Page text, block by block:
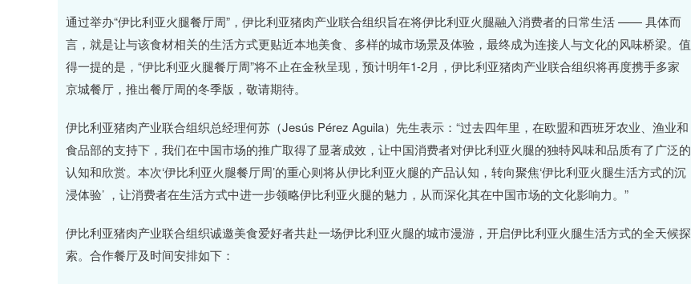
通过举办“伊比利亚火腿餐厅周”，伊比利亚猪肉产业联合组织旨在将伊比利亚火腿融入消费者的日常生活 —— 具体而
言，就是让与该食材相关的生活方式更贴近本地美食、多样的城市场景及体验，最终成为连接人与文化的风味桥梁。值
得一提的是，“伊比利亚火腿餐厅周”将不止在金秋呈现，预计明年1-2月，伊比利亚猪肉产业联合组织将再度携手多家
京城餐厅，推出餐厅周的冬季版，敬请期待。
伊比利亚猪肉产业联合组织总经理何苏（Jesús Pérez Aguila）先生表示：“过去四年里，在欧盟和西班牙农业、渔业和
食品部的支持下，我们在中国市场的推广取得了显著成效，让中国消费者对伊比利亚火腿的独特风味和品质有了广泛的
认知和欣赏。本次‘伊比利亚火腿餐厅周’的重心则将从伊比利亚火腿的产品认知，转向聚焦‘伊比利亚火腿生活方式的沉
浸体验’ ，让消费者在生活方式中进一步领略伊比利亚火腿的魅力，从而深化其在中国市场的文化影响力。”
伊比利亚猪肉产业联合组织诚邀美食爱好者共赴一场伊比利亚火腿的城市漫游，开启伊比利亚火腿生活方式的全天候探
索。合作餐厅及时间安排如下：